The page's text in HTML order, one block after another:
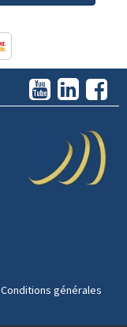
Conditions générales